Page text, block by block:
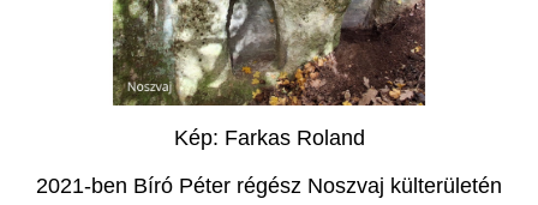
Kép: Farkas Roland
2021-ben Bíró Péter régész Noszvaj külterületén